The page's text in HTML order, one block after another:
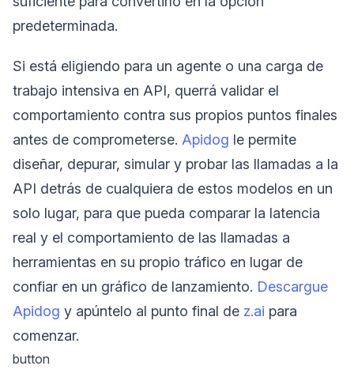
predeterminada.
Si está eligiendo para un agente o una carga de
trabajo intensiva en API, querrá validar el
comportamiento contra sus propios puntos finales
antes de comprometerse. Apidog le permite
diseñar, depurar, simular y probar las llamadas a la
API detrás de cualquiera de estos modelos en un
solo lugar, para que pueda comparar la latencia
real y el comportamiento de las llamadas a
herramientas en su propio tráfico en lugar de
confiar en un gráfico de lanzamiento. Descargue
Apidog y apúntelo al punto final de z.ai para
comenzar.
button